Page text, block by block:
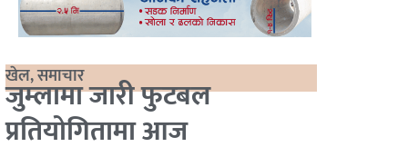
खेल,समाचार
जुम्लामा जारी फुटबल
प्रतियोगितामा आज